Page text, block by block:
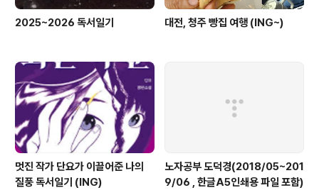
2025~2026 독서일기 대전, 청주 빵집 여행 (ING~)
멋진 작가 단요가 이끌어준 나의
질풍 독서일기 (ING)
노자공부 도덕경(2018/05~201
9/06 , 한글A5인쇄용 파일 포함)